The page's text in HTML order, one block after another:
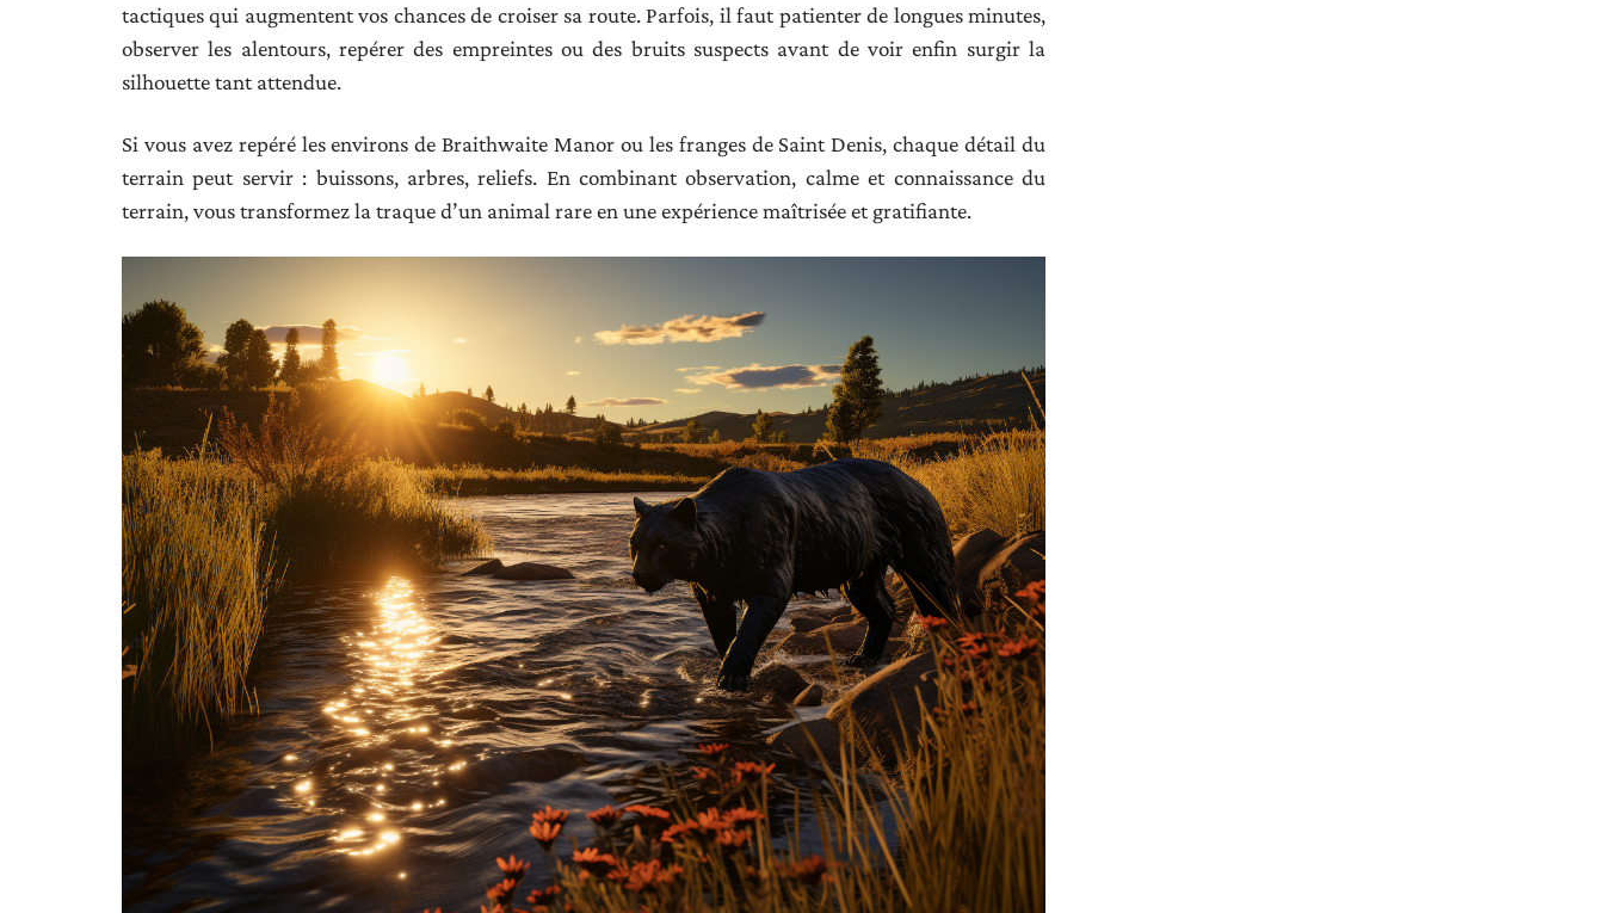
tactiques qui augmentent vos chances de croiser sa route. Parfois, il faut patienter de longues minutes,
observer les alentours, repérer des empreintes ou des bruits suspects avant de voir enfin surgir la
silhouette tant attendue.
Si vous avez repéré les environs de Braithwaite Manor ou les franges de Saint Denis, chaque détail du
terrain peut servir : buissons, arbres, reliefs. En combinant observation, calme et connaissance du
terrain, vous transformez la traque d’un animal rare en une expérience maîtrisée et gratifiante.